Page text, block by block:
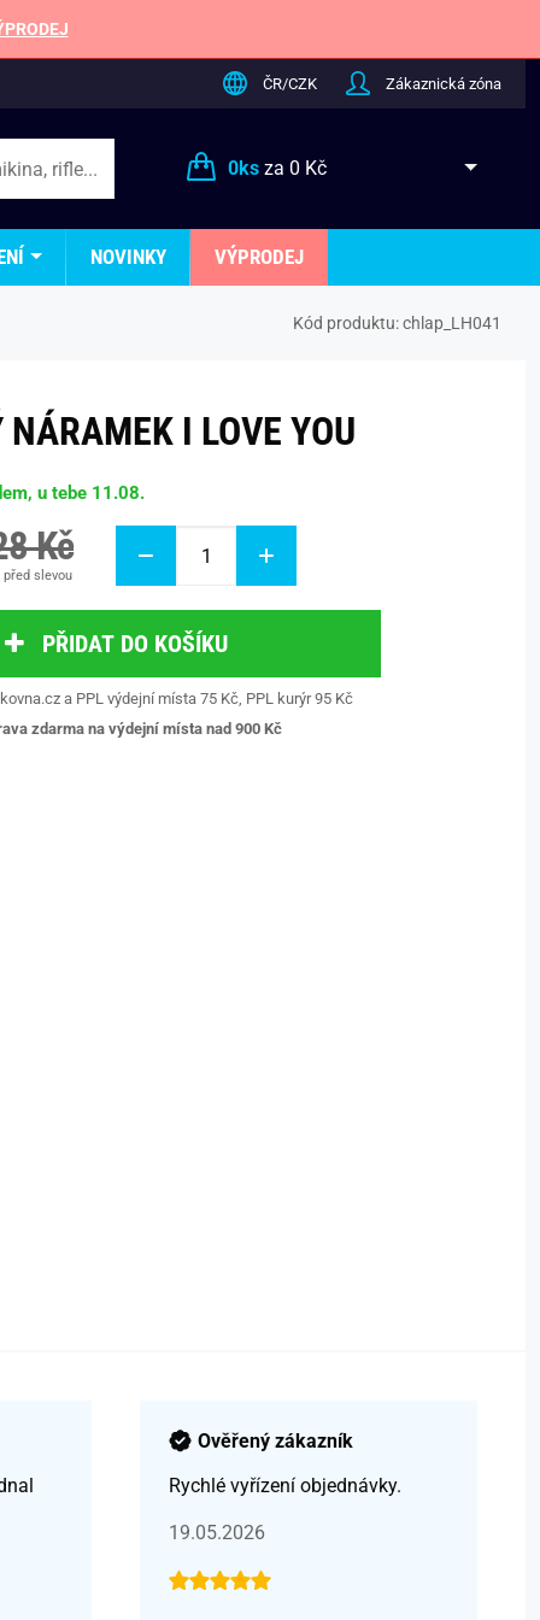
ČR/CZK Zákaznická zóna
0ksza 0 Kč
NOVINKY VÝPRODEJ
Kód produktu:chlap_LH041
NÁRAMEK I LOVE YOU
u tebe 11.08.
Kč
před slevou
PŘIDAT DO KOŠÍKU
a PPL výdejní místa 75 Kč, PPL kurýr 95 Kč
zdarma na výdejní místa nad 900 Kč
Ověřený zákazník
Rychlé vyřízení objednávky.
19.05.2026